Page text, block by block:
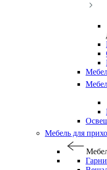
Мебель для